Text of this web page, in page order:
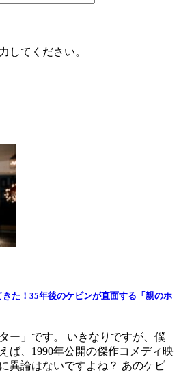
してください。
た！35年後のケビンが直面する「親のホ
ー」です。 いきなりですが、僕
ば、1990年公開の傑作コメディ映
異論はないですよね？ あのケビ